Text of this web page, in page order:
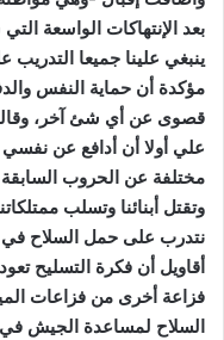
بعد الإنتهاكات الواسعة
ينبغي علينا جميعا
مؤكدة أن حماية النفس
قصوى عن أي شئ آخر،
علي أولا أن أدافع عن
مختلفة عن الحروب السابقة
وتقتل أبنائنا وتسلب
نتدرب على حمل السلاح
أقاويل أن فكرة التسليح
فزاعة أخرى من فزاعات
السلاح لمساعدة الجيش